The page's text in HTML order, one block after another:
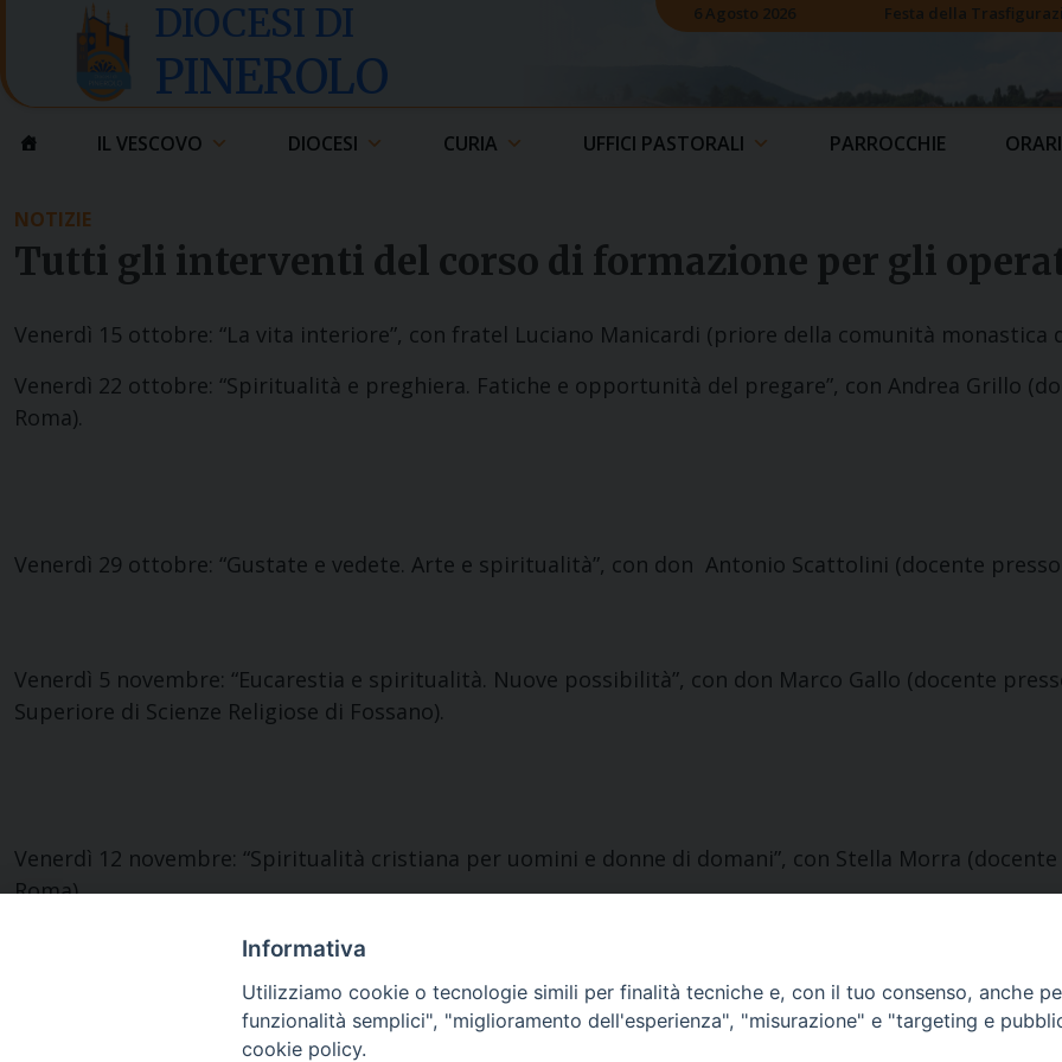
content
DIOCESI DI
PINEROLO
6 Agosto 2026 Festa della
IL VESCOVO DIOCESI CURIA UFFICI PASTORALI PARROCCHIE
NOTIZIE
Tutti gli interventi del corso di formazione per gli
Venerdì 15 ottobre: “La vita interiore”, con fratel Luciano Manicardi (priore della comunità monastica
Venerdì 22 ottobre: “Spiritualità e preghiera. Fatiche e opportunità del pregare”, con Andrea Grillo
Roma).
Venerdì 29 ottobre: “Gustate e vedete. Arte e spiritualità”, con don Antonio Scattolini (docente
Venerdì 5 novembre: “Eucarestia e spiritualità. Nuove possibilità”, con don Marco Gallo (docente
Superiore di Scienze Religiose di Fossano).
Venerdì 12 novembre: “Spiritualità cristiana per uomini e donne di domani”, con Stella Morra
Roma).
Informativa
Utilizziamo cookie o tecnologie simili per finalità tecniche e, con il tuo consenso, anche
funzionalità semplici", "miglioramento dell'esperienza", "misurazione" e "targeting e
cookie policy.